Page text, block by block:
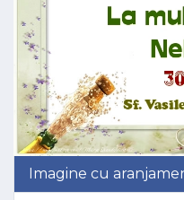
Imagine cu